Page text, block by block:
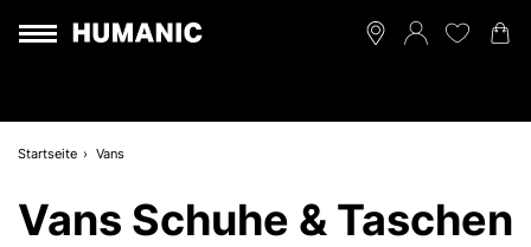
Startseite Vans
Vans Schuhe & Taschen